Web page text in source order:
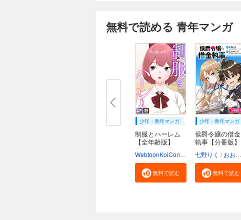
無料で読める 青年マンガ
少年・青年マンガ
制服とハーレム
【全年齢版】
無料で読む
少年・青年マンガ
侯爵令嬢の借金
執事【分冊版】
七野りく おおのいも
無料で読む